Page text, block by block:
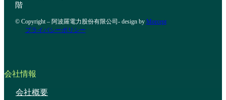
階
© Copyright – 阿波羅電力股份有限公司- design by Morcept
プライバシーポリシー
会社情報
会社概要